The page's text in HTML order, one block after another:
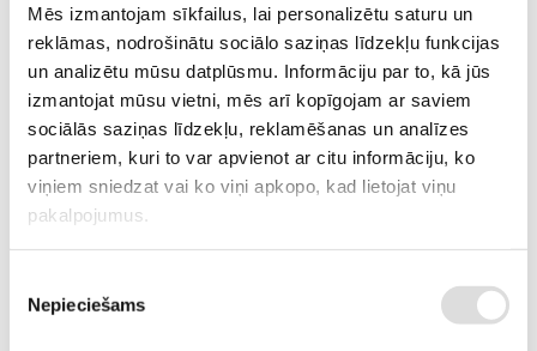
Mēs izmantojam sīkfailus, lai personalizētu saturu un
reklāmas, nodrošinātu sociālo saziņas līdzekļu funkcijas
un analizētu mūsu datplūsmu. Informāciju par to, kā jūs
izmantojat mūsu vietni, mēs arī kopīgojam ar saviem
sociālās saziņas līdzekļu, reklamēšanas un analīzes
partneriem, kuri to var apvienot ar citu informāciju, ko
viņiem sniedzat vai ko viņi apkopo, kad lietojat viņu
pakalpojumus.
izvēle
Nepieciešams
Piston LT210, 7Zs,
301130300400
211600111